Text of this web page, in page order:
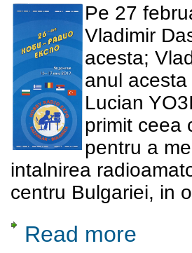
Pe 27
Vladimir
acesta;
anul
Lucian
primit ceea
pentru a
intalnirea
centru Bulgariei, in
Read more